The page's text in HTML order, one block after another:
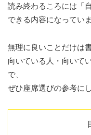
読み終わるころには「
できる内容になっていま
無理に良いことだけは書
向いている人・向いて
で、
ぜひ座席選びの参考に